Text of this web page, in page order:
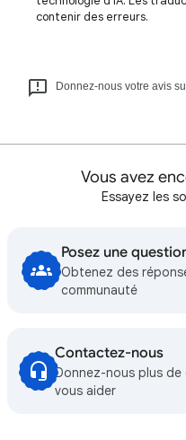
contenir des erreurs.
Donnez-nous votre avis
Vous avez
Essayez les
Posez une
Obtenez des
communauté
Contactez-nous
Donnez-nous plus
vous aider